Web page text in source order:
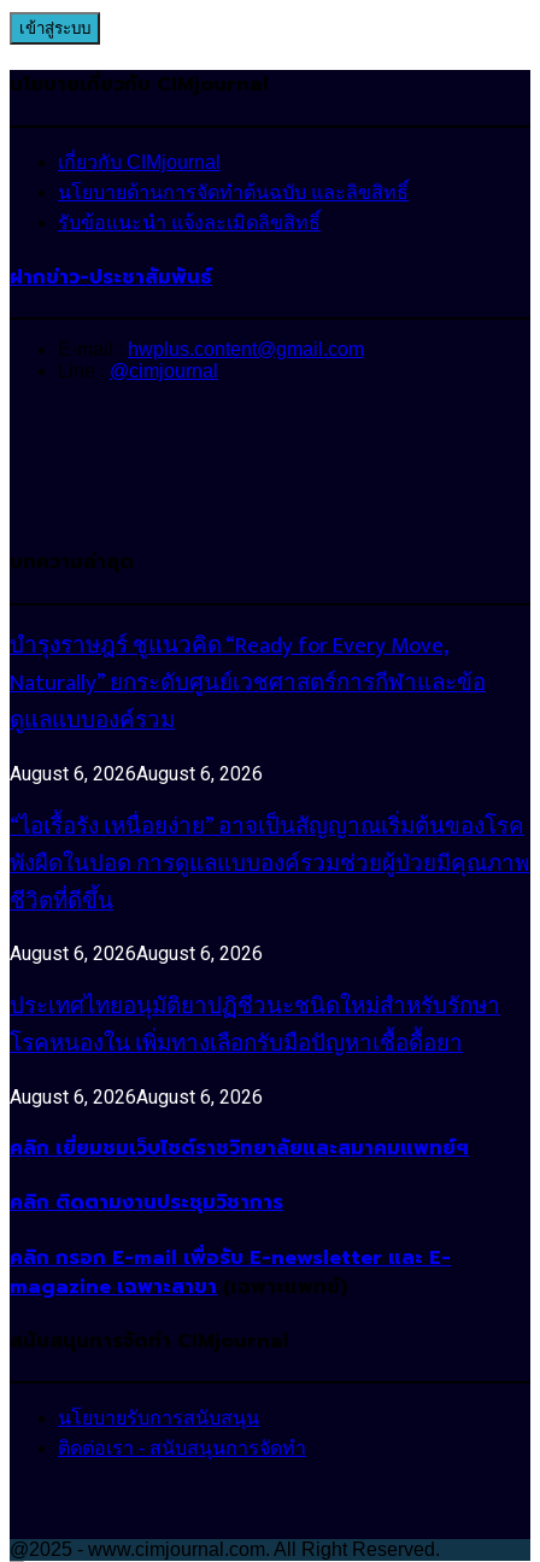
นโยบายเกี่ยวกับ CIMjournal
เกี่ยวกับ CIMjournal
นโยบายด้านการจัดทำต้นฉบับ และลิขสิทธิ์
รับข้อแนะนำ แจ้งละเมิดลิขสิทธิ์
ฝากข่าว-ประชาสัมพันธ์
E-mail : hwplus.content@gmail.com
Line : @cimjournal
บทความล่าสุด
บำรุงราษฎร์ ชูแนวคิด “Ready for Every Move,
Naturally” ยกระดับศูนย์เวชศาสตร์การกีฬาและข้อ
ดูแลแบบองค์รวม
August 6, 2026August 6, 2026
“ไอเรื้อรัง เหนื่อยง่าย” อาจเป็นสัญญาณเริ่มต้นของโรค
พังผืดในปอด การดูแลแบบองค์รวมช่วยผู้ป่วยมีคุณภาพ
ชีวิตที่ดีขึ้น
August 6, 2026August 6, 2026
ประเทศไทยอนุมัติยาปฏิชีวนะชนิดใหม่สำหรับรักษา
โรคหนองใน เพิ่มทางเลือกรับมือปัญหาเชื้อดื้อยา
August 6, 2026August 6, 2026
คลิก เยี่ยมชมเว็บไซต์ราชวิทยาลัยและสมาคมแพทย์ฯ
คลิก ติดตามงานประชุมวิชาการ
คลิก กรอก E-mail เพื่อรับ E-newsletter และ E-
magazine เฉพาะสาขา (เฉพาะแพทย์)
สนับสนุนการจัดทำ CIMjournal
นโยบายรับการสนับสนุน
ติดต่อเรา - สนับสนุนการจัดทำ
@2025 - www.cimjournal.com. All Right Reserved.